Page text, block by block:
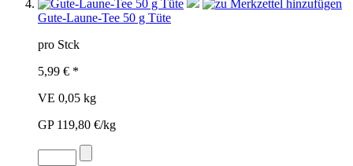
Gute-Laune-Tee 50 g Tüte
pro Stck
5,99 € *
VE 0,05 kg
GP 119,80 €/kg